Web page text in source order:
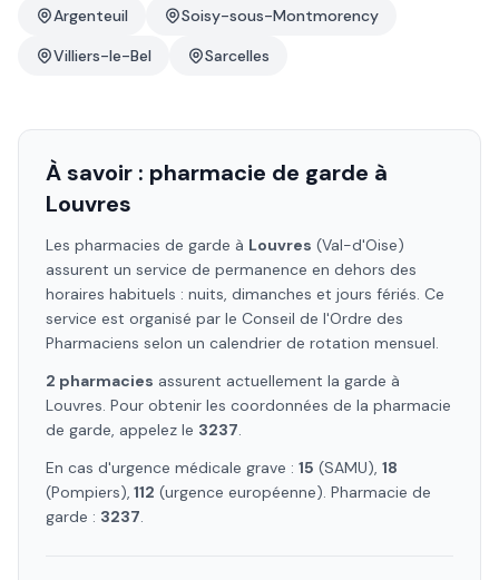
Argenteuil
Soisy-sous-Montmorency
Villiers-le-Bel
Sarcelles
À savoir : pharmacie de garde à
Louvres
Les pharmacies de garde à Louvres (Val-d'Oise)
assurent un service de permanence en dehors des
horaires habituels : nuits, dimanches et jours fériés. Ce
service est organisé par le Conseil de l'Ordre des
Pharmaciens selon un calendrier de rotation mensuel.
2 pharmacies assurent actuellement la garde à
Louvres. Pour obtenir les coordonnées de la pharmacie
de garde, appelez le 3237.
En cas d'urgence médicale grave : 15 (SAMU), 18
(Pompiers), 112 (urgence européenne). Pharmacie de
garde : 3237.